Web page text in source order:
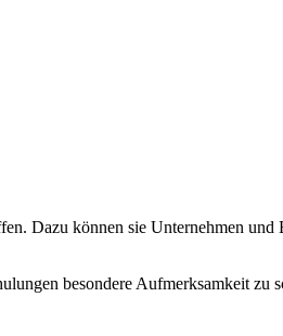
Dazu können sie Unternehmen
besondere Aufmerksamkeit zu